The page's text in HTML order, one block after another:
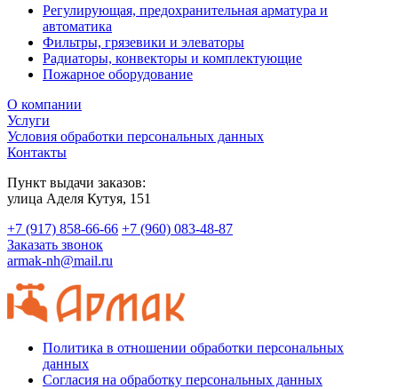
Регулирующая, предохранительная арматура и
автоматика
Фильтры, грязевики и элеваторы
Радиаторы, конвекторы и комплектующие
Пожарное оборудование
О компании
Услуги
Условия обработки персональных данных
Контакты
Пункт выдачи заказов:
​улица Аделя Кутуя, 151
+7 (917) 858-66-66 +7 (960) 083-48-87
Заказать звонок
armak-nh@mail.ru
Политика в отношении обработки персональных
данных
Согласия на обработку персональных данных